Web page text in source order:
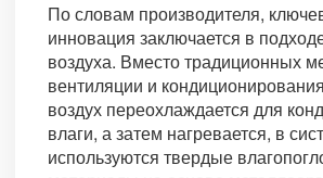
По словам производителя,
инновация заключается в
воздуха. Вместо традиционных
вентиляции и
воздух переохлаждается для
влаги, а затем нагревается, в
используются твердые